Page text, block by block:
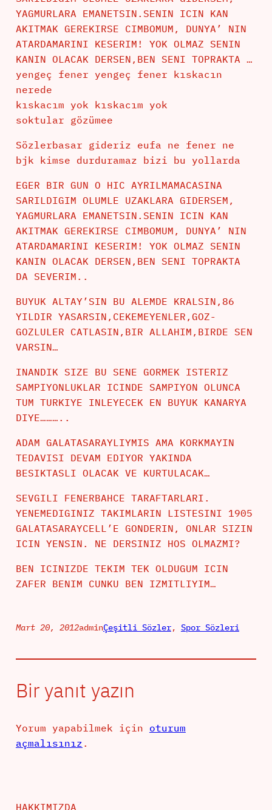
YAGMURLARA EMANETSIN.SENIN ICIN KAN
AKITMAK GEREKIRSE CIMBOMUM, DUNYA’ NIN
ATARDAMARINI KESERIM! YOK OLMAZ SENIN
KANIN OLACAK DERSEN,BEN SENI TOPRAKTA …
yengeç fener yengeç fener kıskacın
nerede
kıskacım yok kıskacım yok
soktular gözümee
Sözlerbasar gideriz eufa ne fener ne
bjk kimse durduramaz bizi bu yollarda
EGER BIR GUN O HIC AYRILMAMACASINA
SARILDIGIM OLUMLE UZAKLARA GIDERSEM,
YAGMURLARA EMANETSIN.SENIN ICIN KAN
AKITMAK GEREKIRSE CIMBOMUM, DUNYA’ NIN
ATARDAMARINI KESERIM! YOK OLMAZ SENIN
KANIN OLACAK DERSEN,BEN SENI TOPRAKTA
DA SEVERIM..
BUYUK ALTAY’SIN BU ALEMDE KRALSIN,86
YILDIR YASARSIN,CEKEMEYENLER,GOZ-
GOZLULER CATLASIN,BIR ALLAHIM,BIRDE SEN
VARSIN…
INANDIK SIZE BU SENE GORMEK ISTERIZ
SAMPIYONLUKLAR ICINDE SAMPIYON OLUNCA
TUM TURKIYE INLEYECEK EN BUYUK KANARYA
DIYE………..
ADAM GALATASARAYLIYMIS AMA KORKMAYIN
TEDAVISI DEVAM EDIYOR YAKINDA
BESIKTASLI OLACAK VE KURTULACAK…
SEVGILI FENERBAHCE TARAFTARLARI.
YENEMEDIGINIZ TAKIMLARIN LISTESINI 1905
GALATASARAYCELL’E GONDERIN, ONLAR SIZIN
ICIN YENSIN. NE DERSINIZ HOS OLMAZMI?
BEN ICINIZDE TEKIM TEK OLDUGUM ICIN
ZAFER BENIM CUNKU BEN IZMITLIYIM…
Mart 20, 2012adminÇeşitli Sözler, Spor Sözleri
Bir yanıt yazın
Yorum yapabilmek için oturum
açmalısınız .
HAKKIMIZDA